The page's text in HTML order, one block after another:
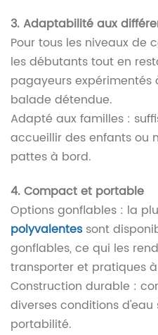
3. Adaptabilité aux
Pour tous les niveaux de
les débutants tout en
pagayeurs expérimentés
balade détendue.
Adapté aux familles :
accueillir des enfants ou
pattes à bord.
4. Compact et portable
Options gonflables : la
polyvalentessont
gonflables, ce qui les
transporter et pratiques
Construction durable :
diverses conditions
portabilité.